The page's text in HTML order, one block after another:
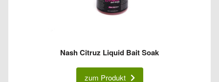
Nash Citruz Liquid Bait Soak
zum Produkt